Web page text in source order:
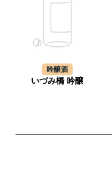
吟醸酒
いづみ橋 吟醸